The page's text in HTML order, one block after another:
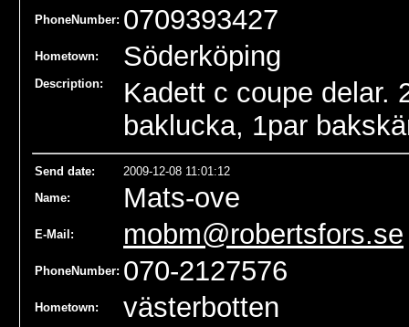
PhoneNumber: 0709393427
Hometown: Söderköping
Description:
Kadett c coupe delar.
baklucka, 1par
Send date:
2009-12-08 11:01:12
Name: Mats-ove
E-Mail: mobm@robertsfors.se
PhoneNumber: 070-2127576
Hometown: västerbotten